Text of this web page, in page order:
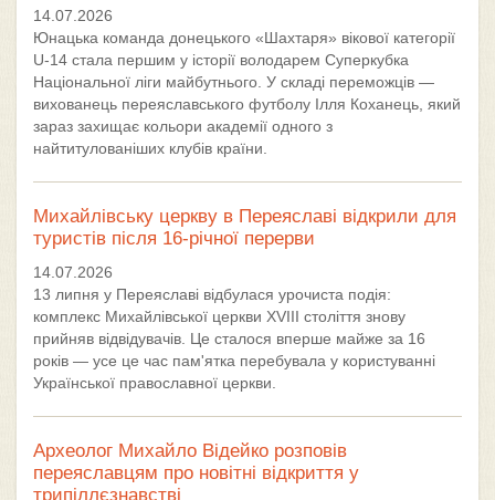
14.07.2026
Юнацька команда донецького «Шахтаря» вікової категорії
U-14 стала першим у історії володарем Суперкубка
Національної ліги майбутнього. У складі переможців —
вихованець переяславського футболу Ілля Коханець, який
зараз захищає кольори академії одного з
найтитулованіших клубів країни.
Михайлівську церкву в Переяславі відкрили для
туристів після 16-річної перерви
14.07.2026
13 липня у Переяславі відбулася урочиста подія:
комплекс Михайлівської церкви XVIII століття знову
прийняв відвідувачів. Це сталося вперше майже за 16
років — усе це час пам'ятка перебувала у користуванні
Української православної церкви.
Археолог Михайло Відейко розповів
переяславцям про новітні відкриття у
трипіллєзнавстві